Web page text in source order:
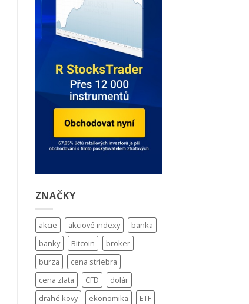
ZNAČKY
akcie akciové indexy
banka
banky
Bitcoin
broker
burza
cena striebra
cena zlata
CFD
dolár
drahé kovy
ekonomika
ETF